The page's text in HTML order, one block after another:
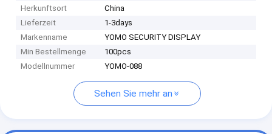
Herkunftsort
China
Lieferzeit
1-3days
Markenname
YOMO SECURITY DISPLAY
Min Bestellmenge
100pcs
Modellnummer
YOMO-088
Sehen Sie mehr an